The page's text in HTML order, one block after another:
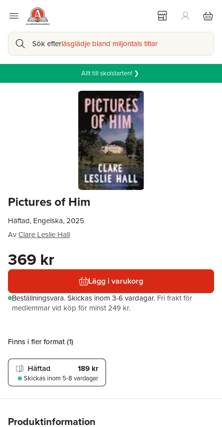
Sök efterläsglädje bland miljontals titlar
Allt till skolstarten! ❯
Pictures of Him
Häftad, Engelska, 2025
AvClare Leslie Hall
369 kr
Lägg i varukorg
Beställningsvara.Skickas inom 3-6 vardagar. Fri frakt för
medlemmar vid köp för minst 249 kr.
Finns i fler format (1)
Häftad 189 kr
Skickas inom 5-8 vardagar
Produktinformation